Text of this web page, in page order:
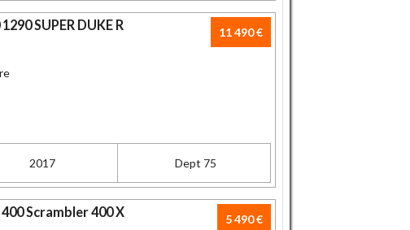
11 490 €
SUPER DUKE R
2017 Dept 75
5 490 €
Scrambler 400 X